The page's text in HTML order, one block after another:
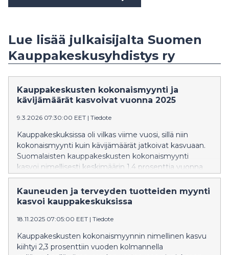
Lue lisää julkaisijalta Suomen
Kauppakeskusyhdistys ry
Kauppakeskusten kokonaismyynti ja
kävijämäärät kasvoivat vuonna 2025
9.3.2026 07:30:00 EET | Tiedote
Kauppakeskuksissa oli vilkas viime vuosi, sillä niin
kokonaismyynti kuin kävijämäärät jatkoivat kasvuaan.
Suomalaisten kauppakeskusten kokonaismyynti
kasvoi nimellisesti keskimäärin 1,4 prosenttia vuonna
2025. Myynnin kasvu kiihtyi jälkimmäisellä
vuosipuoliskolla, ja loka-joulukuun kokonaismyynti oli
2,2 prosenttia edellisen vuoden vastaavaa ajanjaksoa
vauhditti etenkin vilkas lokakuu, jolloin myynti kasvoi
4,4 prosenttia edelliseen vuoteen verrattuna.
Kauneuden ja terveyden tuotteiden myynti
kasvoi kauppakeskuksissa
18.11.2025 07:05:00 EET | Tiedote
Kauppakeskusten kokonaismyynnin nimellinen kasvu
kiihtyi 2,3 prosenttiin vuoden kolmannella